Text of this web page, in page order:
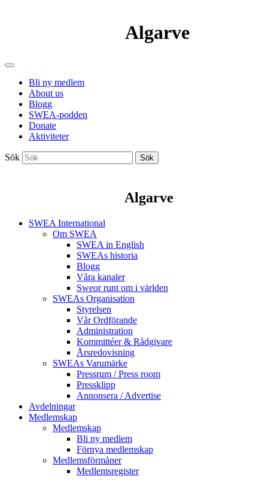
Algarve
Bli ny medlem
About us
Blogg
SWEA-podden
Donate
Aktiviteter
Sök Sök
Algarve
SWEA International
Om SWEA
SWEA in English
SWEAs historia
Blogg
Våra kanaler
Sweor runt om i världen
SWEAs Organisation
Styrelsen
Vår Ordförande
Administration
Kommittéer & Rådgivare
Årsredovisning
SWEAs Varumärke
Pressrum / Press room
Pressklipp
Annonsera / Advertise
Avdelningar
Medlemskap
Medlemskap
Bli ny medlem
Förnya medlemskap
Medlemsförmåner
Medlemsregister